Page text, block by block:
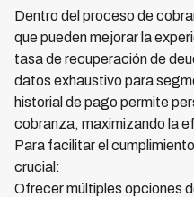
Dentro del proceso de
que pueden mejorar la
tasa de recuperación de
datos exhaustivo para
historial de pago permite
cobranza, maximizando la
Para facilitar el
crucial:
Ofrecer múltiples opciones